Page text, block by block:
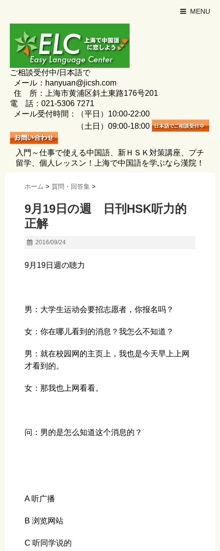
MENU
ご相談受付中/日本語で
メール：hanyuan@jicsh.com
住 所：上海市黄浦区斜土東路176号201
電 話：021-5306 7271
メール受付時間：（平日）10:00-22:00
（土日）09:00-18:00
入門～仕事で使える中国語、新ＨＳＫ対策講座、プチ
留学、個人レッスン！上海で中国語を学ぶなら漢院！
ホーム > 質問・回答集 >
9月19日の週 日刊HSK听力的
正解
2016/09/24
9月19日週の聴力
男：大学生运动会要招志愿者，你报名吗？
女：你在哪儿看到的消息？我怎么不知道？
男：就在校园网的主页上，我也是今天早上上网
才看到的。
女：那我也上网看看。
问：男的是怎么知道这个消息的？
A 听广播
B 浏览网站
C 听同学说的